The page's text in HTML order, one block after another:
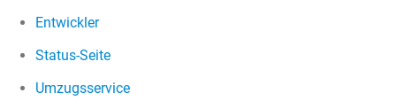
Entwickler
Status-Seite
Umzugsservice